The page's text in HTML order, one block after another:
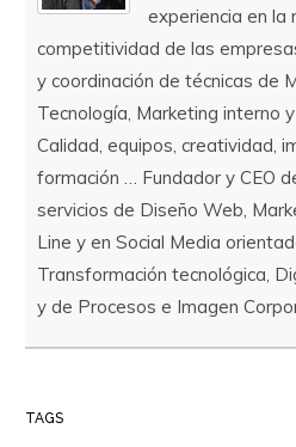
experiencia en la
competitividad de las
y coordinación de técnicas de
Tecnología, Marketing interno
Calidad, equipos, creatividad,
formación … Fundador y CEO
servicios de Diseño Web,
Line y en Social Media
Transformación tecnológica,
y de Procesos e Imagen
TAGS